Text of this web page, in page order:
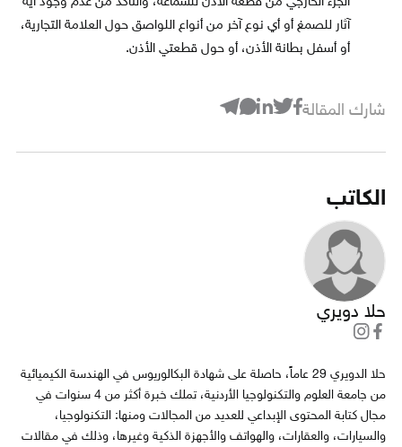
آثار للصمغ أو أي نوع آخر من أنواع اللواصق حول العلامة التجارية،
أو أسفل بطانة الأذن، أو حول قطعتي الأذن.
شارك المقالة
الكاتب
حلا دويري
حلا الدويري 29 عاماً، حاصلة على شهادة البكالوريوس في الهندسة الكيميائية
من جامعة العلوم والتكنولوجيا الأردنية، تملك خبرة أكثر من 4 سنوات في
مجال كتابة المحتوى الإبداعي للعديد من المجالات ومنها: التكنولوجيا،
والسيارات، والعقارات، والهواتف والأجهزة الذكية وغيرها، وذلك في مقالات